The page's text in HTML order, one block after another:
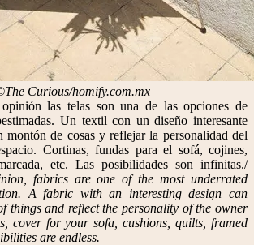
Curious/homify.com.mx
las telas son una de las opciones de
Un textil con un diseño interesante
montón de cosas y reflejar la personalidad del
Cortinas, fundas para el sofá, cojines,
etc. Las posibilidades son infinitas./
fabrics are one of the most underrated
A fabric with an interesting design can
things and reflect the personality of the owner
cover for your sofa, cushions, quilts, framed
are endless.